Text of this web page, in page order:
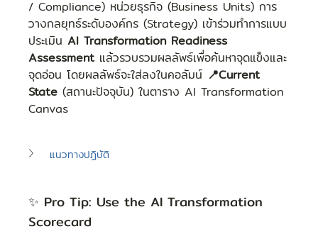
/ Compliance) หน่วยธุรกิจ (Business Units) การ
วางกลยุทธ์ระดับองค์กร (Strategy) เข้าร่วมทำการแบบ
ประเมิน AI Transformation Readiness
Assessment แล้วรวบรวมผลลัพธ์เพื่อค้นหาจุดแข็งและ
จุดอ่อน โดยผลลัพธ์จะใส่ลงในคอลัมน์ 📍Current
State (สถานะปัจจุบัน) ในตาราง AI Transformation
Canvas
แนวทางปฏิบัติ
✨ Pro Tip: Use the AI Transformation
Scorecard